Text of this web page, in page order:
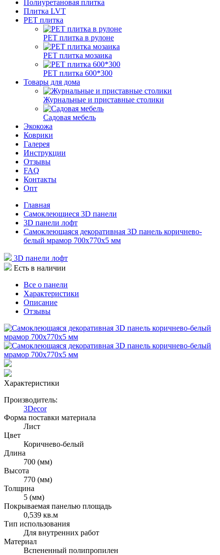
Полиуретановая плитка
Плитка LVT
РЕТ плитка
РЕТ плитка в рулоне
РЕТ плитка мозаика
РЕТ плитка 600*300
Товары для дома
Журнальные и приставные столики
Садовая мебель
Экокожа
Коврики
Галерея
Инструкции
Отзывы
FAQ
Контакты
Опт
Главная
Самоклеющиеся 3D панели
3D панели лофт
Самоклеющаяся декоративная 3D панель коричнево-
белый мрамор 700x770x5 мм
3D панели лофт
Есть в наличии
Все о панели
Характеристики
Описание
Отзывы
Характеристики
Производитель:
3Decor
Форма поставки материала
Лист
Цвет
Коричнево-белый
Длина
700 (мм)
Высота
770 (мм)
Толщина
5 (мм)
Покрываемая панелью площадь
0,539 кв.м
Тип использования
Для внутренних работ
Материал
Вспененный полипропилен